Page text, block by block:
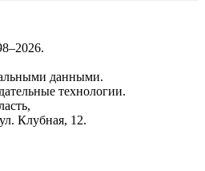
данными.
технологии.
Клубная, 12.